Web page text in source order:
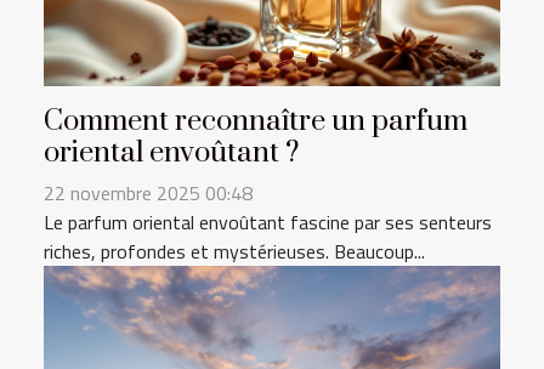
Comment reconnaître un parfum
oriental envoûtant ?
22 novembre 2025 00:48
Le parfum oriental envoûtant fascine par ses senteurs
riches, profondes et mystérieuses. Beaucoup...